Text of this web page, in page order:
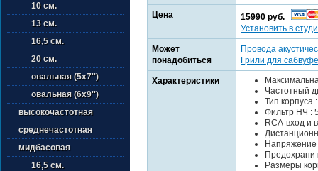
10 см.
13 см.
16,5 см.
20 см.
овальная (5х7'')
овальная (6х9'')
высокочастотная
среднечастотная
мидбасовая
16,5 см.
Цена
15990 руб.
Установить в
Может
понадобиться
Провода
Грили для
Характеристики
Частотный
Тип корпуса
Фильтр НЧ :
RCA-вход и
Напряжение
Размеры